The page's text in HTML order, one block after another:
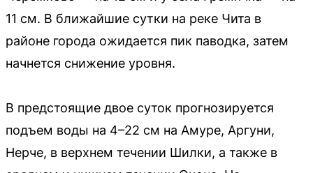
11 см. В ближайшие сутки на реке Чита в
районе города ожидается пик паводка, затем
начнется снижение уровня.
В предстоящие двое суток прогнозируется
подъем воды на 4–22 см на Амуре, Аргуни,
Нерче, в верхнем течении Шилки, а также в